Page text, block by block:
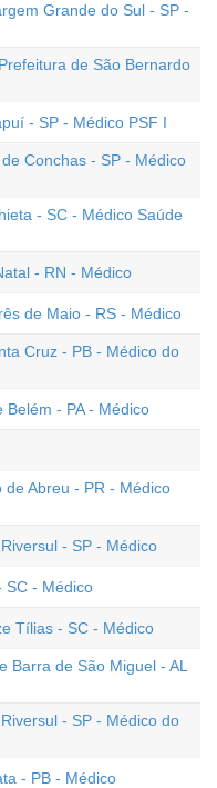
Grande do Sul - SP -
de São Bernardo
- SP - Médico PSF I
Conchas - SP - Médico
- SC - Médico Saúde
- RN - Médico
de Maio - RS - Médico
Cruz - PB - Médico do
Belém - PA - Médico
Abreu - PR - Médico
- SP - Médico
SC - Médico
Tílias - SC - Médico
Barra de São Miguel - AL
- SP - Médico do
- PB - Médico